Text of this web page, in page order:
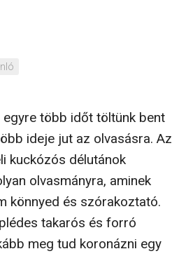
több időt töltünk bent
ideje jut az olvasásra. Az
kuckózós délutánok
olvasmányra, aminek
könnyed és szórakoztató.
takarós és forró
meg tud koronázni egy